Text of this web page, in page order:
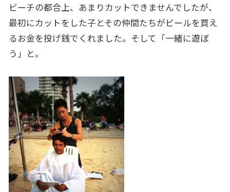
ビーチの都合上、あまりカットできませんでしたが、
最初にカットをした子とその仲間たちがビールを買え
るお金を投げ銭でくれました。そして「一緒に遊ぼ
う」と。